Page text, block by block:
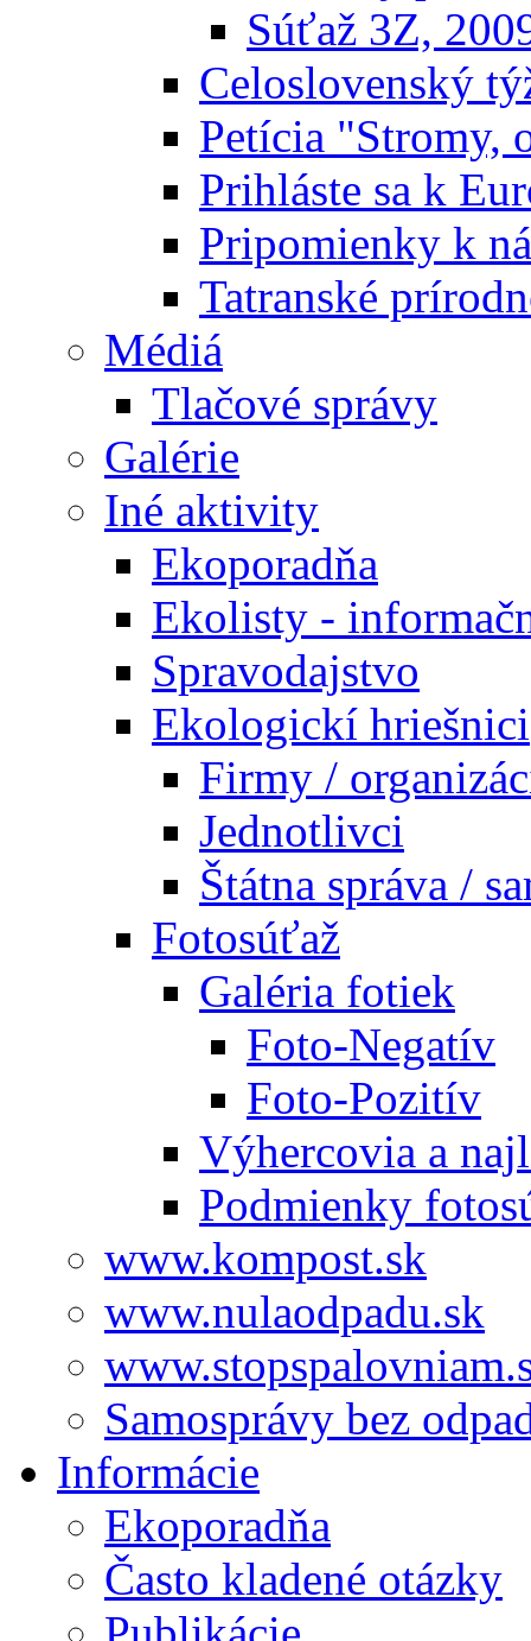
Súťaž 3Z,
Celoslovenský
Petícia "Stromy,
Prihláste sa k
Pripomienky k
Tatranské
Médiá
Tlačové správy
Galérie
Iné aktivity
Ekoporadňa
Ekolisty -
Spravodajstvo
Ekologickí hriešnici
Firmy /
Jednotlivci
Štátna správa /
Fotosúťaž
Galéria fotiek
Foto-Negatív
Foto-Pozitív
Výhercovia a
Podmienky
www.kompost.sk
www.nulaodpadu.sk
Samosprávy bez
Informácie
Ekoporadňa
Často kladené otázky